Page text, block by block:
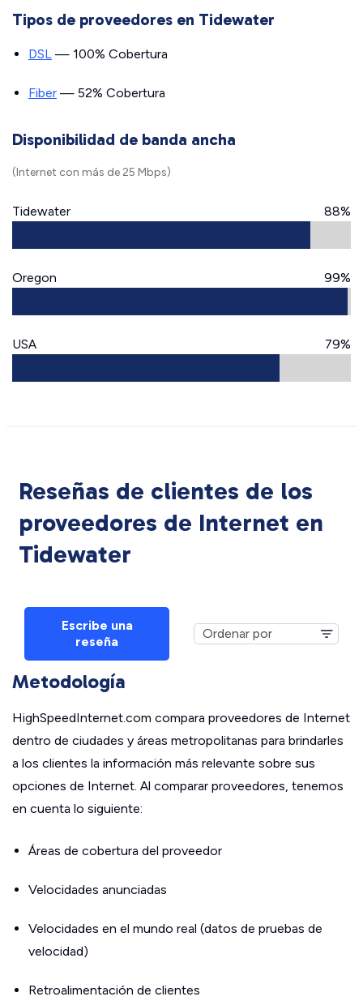
Tipos de proveedores en Tidewater
DSL — 100% Cobertura
Fiber — 52% Cobertura
Disponibilidad de banda ancha
(Internet con más de 25 Mbps)
Tidewater 88%
Oregon 99%
USA 79%
Reseñas de clientes de los
proveedores de Internet en
Tidewater
Escribe una
reseña
Metodología
HighSpeedInternet.com compara proveedores de Internet
dentro de ciudades y áreas metropolitanas para brindarles
a los clientes la información más relevante sobre sus
opciones de Internet. Al comparar proveedores, tenemos
en cuenta lo siguiente:
Áreas de cobertura del proveedor
Velocidades anunciadas
Velocidades en el mundo real (datos de pruebas de
velocidad)
Retroalimentación de clientes